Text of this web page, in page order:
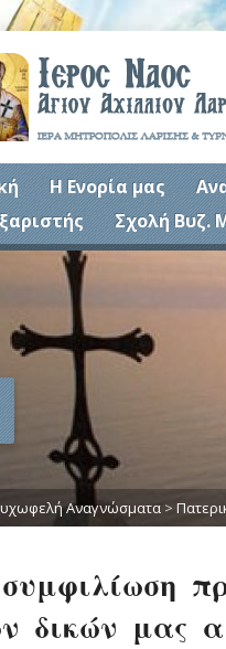
Η Ενορία μας
Σχολή Βυζ.
Αναγνώσματα >
δικών μας